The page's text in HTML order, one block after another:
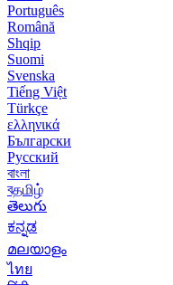
Português
Română
Shqip
Suomi
Svenska
Tiếng Việt
Türkçe
ελληνικά
Български
Русский
বাংলা
বதமிழ்
తెలుగు
ಕನ್ನಡ
മലയാളം
ไทย